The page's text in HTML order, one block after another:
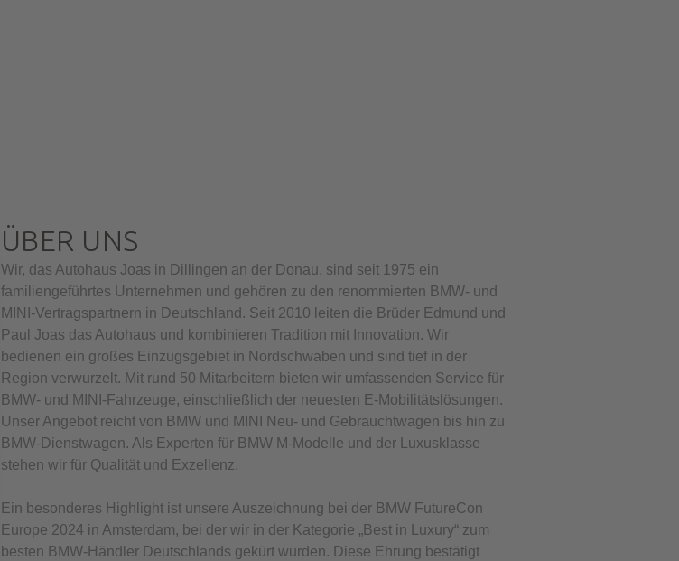
ÜBER UNS
Wir, das Autohaus Joas in Dillingen an der Donau, sind seit 1975 ein
familiengeführtes Unternehmen und gehören zu den renommierten BMW- und
MINI-Vertragspartnern in Deutschland. Seit 2010 leiten die Brüder Edmund und
Paul Joas das Autohaus und kombinieren Tradition mit Innovation. Wir
bedienen ein großes Einzugsgebiet in Nordschwaben und sind tief in der
Region verwurzelt. Mit rund 50 Mitarbeitern bieten wir umfassenden Service für
BMW- und MINI-Fahrzeuge, einschließlich der neuesten E-Mobilitätslösungen.
Unser Angebot reicht von BMW und MINI Neu- und Gebrauchtwagen bis hin zu
BMW-Dienstwagen. Als Experten für BMW M-Modelle und der Luxusklasse
stehen wir für Qualität und Exzellenz.
Ein besonderes Highlight ist unsere Auszeichnung bei der BMW FutureCon
Europe 2024 in Amsterdam, bei der wir in der Kategorie „Best in Luxury“ zum
besten BMW-Händler Deutschlands gekürt wurden. Diese Ehrung bestätigt